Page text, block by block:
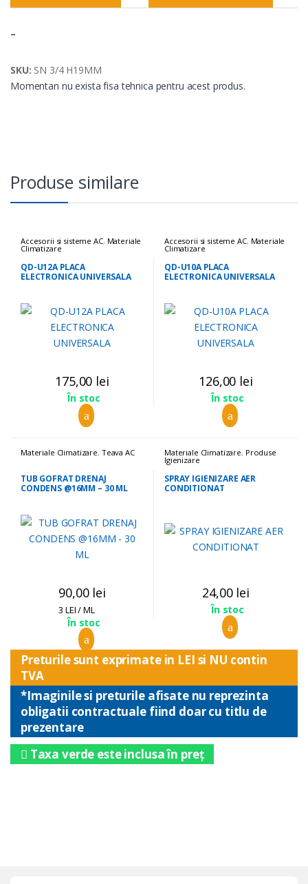
–
SKU: SN 3/4 H19MM
Momentan nu exista fisa tehnica pentru acest produs.
Produse similare
Accesorii si sisteme AC, Materiale
Climatizare
QD-U12A PLACA
ELECTRONICA UNIVERSALA
175,00 lei
În stoc
Accesorii si sisteme AC, Materiale
Climatizare
QD-U10A PLACA
ELECTRONICA UNIVERSALA
126,00 lei
În stoc
Materiale Climatizare, Teava AC
TUB GOFRAT DRENAJ
CONDENS @16MM – 30 ML
90,00 lei
3 LEI / ML
În stoc
Materiale Climatizare, Produse
Igienizare
SPRAY IGIENIZARE AER
CONDITIONAT
24,00 lei
În stoc
Preturile sunt exprimate in LEI si NU contin
TVA
*Imaginile si preturile afisate nu reprezinta
obligatii contractuale fiind doar cu titlu de
prezentare
Taxa verde este inclusa în preț